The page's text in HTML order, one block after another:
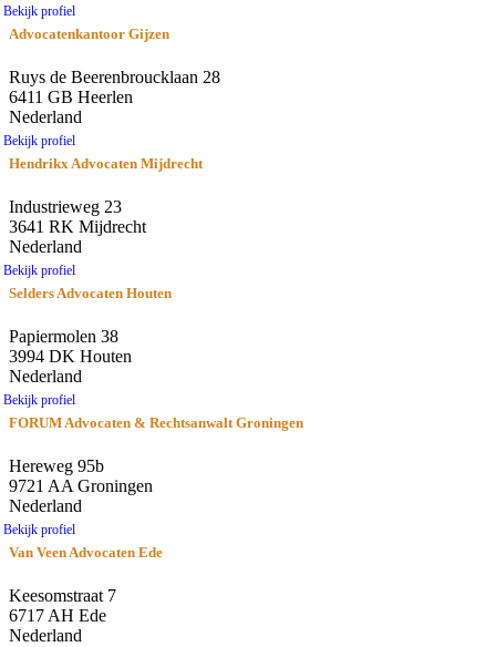
Bekijk profiel
Advocatenkantoor Gijzen
Ruys de Beerenbroucklaan 28
6411 GB Heerlen
Nederland
Bekijk profiel
Hendrikx Advocaten Mijdrecht
Industrieweg 23
3641 RK Mijdrecht
Nederland
Bekijk profiel
Selders Advocaten Houten
Papiermolen 38
3994 DK Houten
Nederland
Bekijk profiel
FORUM Advocaten & Rechtsanwalt Groningen
Hereweg 95b
9721 AA Groningen
Nederland
Bekijk profiel
Van Veen Advocaten Ede
Keesomstraat 7
6717 AH Ede
Nederland